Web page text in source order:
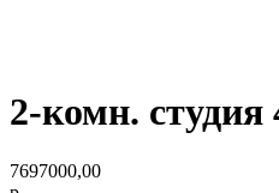
2-комн. студия
7697000,00